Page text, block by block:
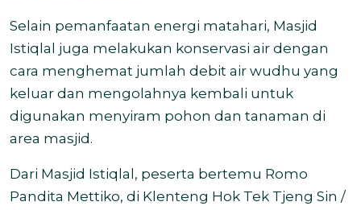
Selain pemanfaatan energi matahari, Masjid
Istiqlal juga melakukan konservasi air dengan
cara menghemat jumlah debit air wudhu yang
keluar dan mengolahnya kembali untuk
digunakan menyiram pohon dan tanaman di
area masjid.
Dari Masjid Istiqlal, peserta bertemu Romo
Pandita Mettiko, di Klenteng Hok Tek Tjeng Sin /